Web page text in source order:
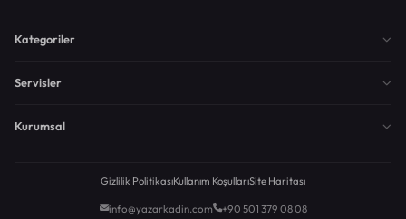
Kategoriler
Servisler
Kurumsal
Gizlilik PolitikasıKullanım KoşullarıSite Haritası
info@yazarkadin.com +90 501 379 08 08